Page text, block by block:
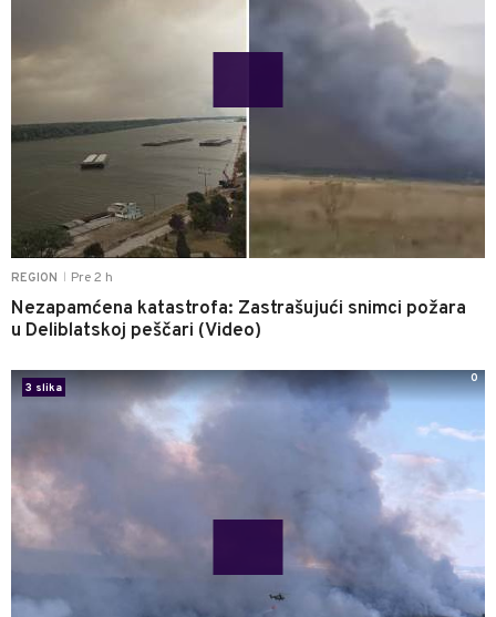
REGION Pre 2 h
Nezapamćena katastrofa: Zastrašujući snimci požara
u Deliblatskoj peščari (Video)
3 slika
0